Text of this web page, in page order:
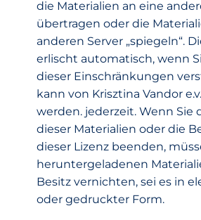
die Materialien an eine
übertragen oder die
anderen Server „spiegeln“.
erlischt automatisch, wenn
dieser Einschränkungen
kann von Krisztina Vandor
werden. jederzeit. Wenn Sie
dieser Materialien oder die
dieser Lizenz beenden,
heruntergeladenen
Besitz vernichten, sei es in
oder gedruckter Form.